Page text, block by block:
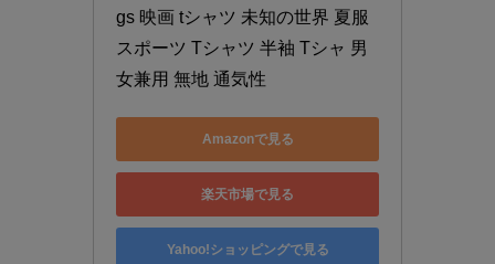
gs 映画 tシャツ 未知の世界 夏服
スポーツ Tシャツ 半袖 Tシャ 男
女兼用 無地 通気性
Amazonで見る
楽天市場で見る
Yahoo!ショッピングで見る